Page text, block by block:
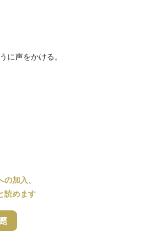
声をかける。
加入、
読めます